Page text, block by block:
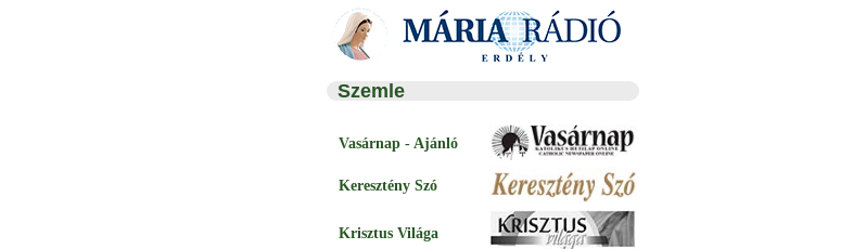
Szemle
Vasárnap - Ajánló
Keresztény Szó
Krisztus Világa